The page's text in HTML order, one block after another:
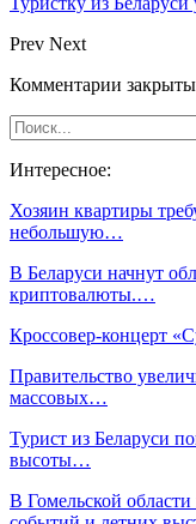
Prev Next
Комментарии
Интересное:
Хозяин квартиры
небольшую…
В Беларуси начнут
криптовалюты.…
Кроссовер-концерт
Правительство
массовых…
Турист из Беларуси
высоты…
В Гомельской